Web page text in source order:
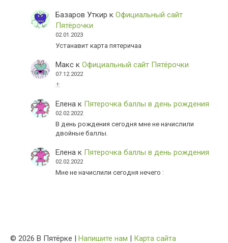
Базаров Уткир к Официальный сайт
Пятёрочки
02.01.2023
Устанавит карта пятеричаа
Макск Официальный сайт Пятёрочки
07.12.2022
:!:
Еленак Пятерочка баллы в день рождения
02.02.2022
В день рождения сегодня мне не начислили
двойные баллы.
Еленак Пятерочка баллы в день рождения
02.02.2022
Мне не начислили сегодня нечего :
© 2026 В Пятёрке | Напишите нам | Карта сайта